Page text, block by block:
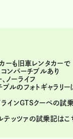
ーも旧車レンタカーで
ンバーチブルあり
ノーライフ
ルのフォトギャラリー
インGTSクーペの試
テッツァの試乗記はこ